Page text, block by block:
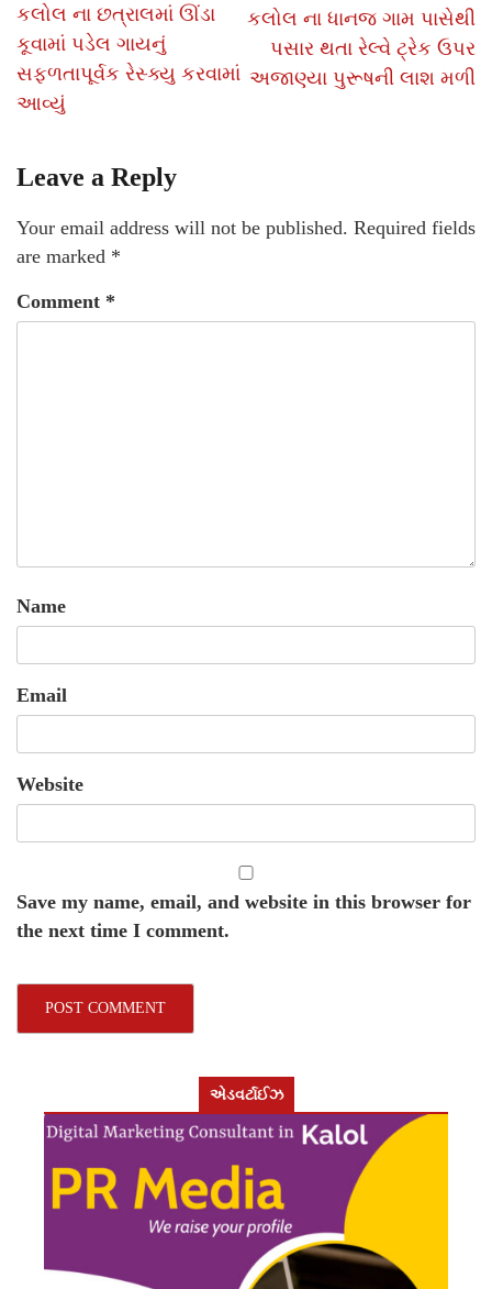
કલોલ ના છત્રાલમાં ઊંડા
કૂવામાં પડેલ ગાયનું
સફળતાપૂર્વક રેસ્ક્યુ કરવામાં
આવ્યું
કલોલ ના ધાનજ ગામ પાસેથી
પસાર થતા રેલ્વે ટ્રેક ઉપર
અજાણ્યા પુરૂષની લાશ મળી
Leave a Reply
Your email address will not be published. Required fields
are marked *
Comment *
Name
Email
Website
Save my name, email, and website in this browser for
the next time I comment.
એડવર્ટાઈઝ